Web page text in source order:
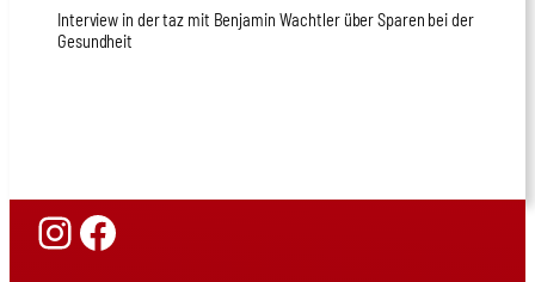
Interview in der taz mit Benjamin Wachtler über Sparen bei der
Gesundheit
Instagram
Facebook